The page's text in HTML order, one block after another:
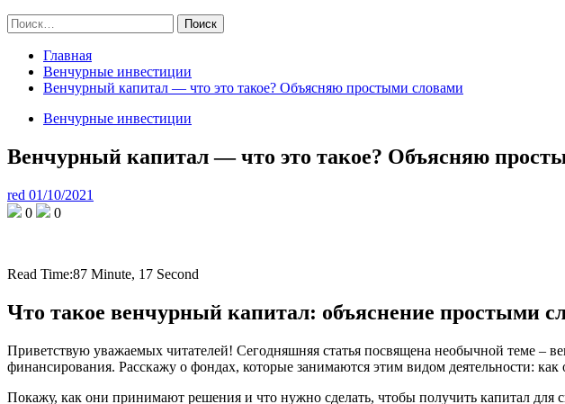
Найти:
Главная
Венчурные инвестиции
Венчурный капитал — что это такое? Объясняю простыми словами
Венчурные инвестиции
Венчурный капитал — что это такое? Объясняю
red 01/10/2021
0
0
Read Time:87 Minute, 17 Second
Что такое венчурный капитал: объяснение простыми
Приветствую уважаемых читателей! Сегодняшняя статья посвящена необычной теме –
финансирования. Расскажу о фондах, которые занимаются этим видом деятельности:
Покажу, как они принимают решения и что нужно сделать, чтобы получить капитал